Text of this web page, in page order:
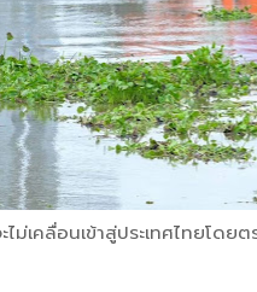
ไม่เคลื่อนเข้าสู่ประเทศไทยโ